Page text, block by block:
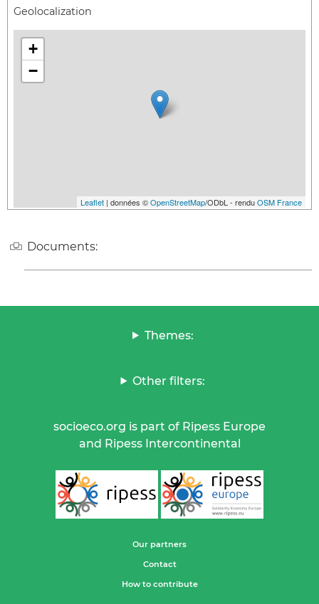
Geolocalization
+
−
Leaflet | données ©OpenStreetMap/ODbL - renduOSM France
Documents:
Themes:
Other filters:
socioeco.org is part of Ripess Europe
and Ripess Intercontinental
Our partners
Contact
How to contribute